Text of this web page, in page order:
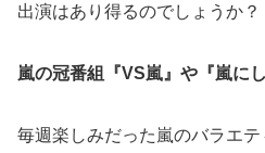
出演はあり得るのでしょうか？
嵐の冠番組『VS嵐』や『嵐に
毎週楽しみだった嵐のバラエ